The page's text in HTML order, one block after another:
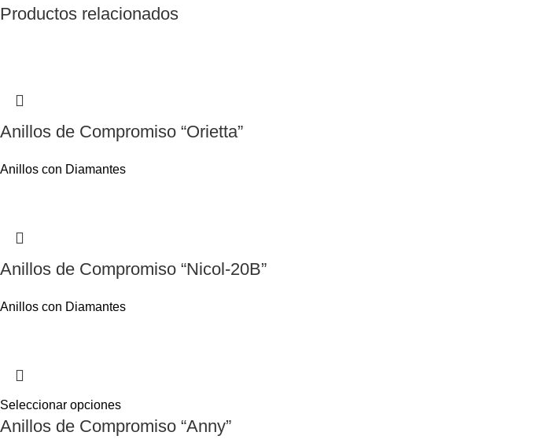
Productos relacionados
Anillos de Compromiso “Orietta”
Anillos con Diamantes
Anillos de Compromiso “Nicol-20B”
Anillos con Diamantes
Seleccionar opciones
Anillos de Compromiso “Anny”